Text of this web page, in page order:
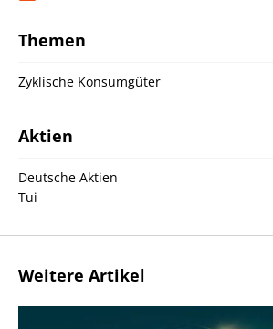
Themen
Zyklische Konsumgüter
Aktien
Deutsche Aktien
Tui
Weitere Artikel